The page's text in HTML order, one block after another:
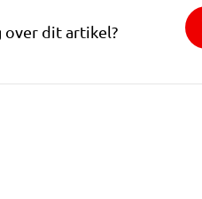
over dit artikel?